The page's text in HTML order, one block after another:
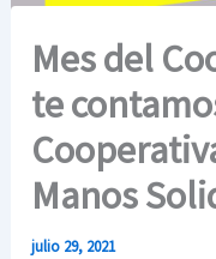
Mes del
te
Manos
julio 29, 2021